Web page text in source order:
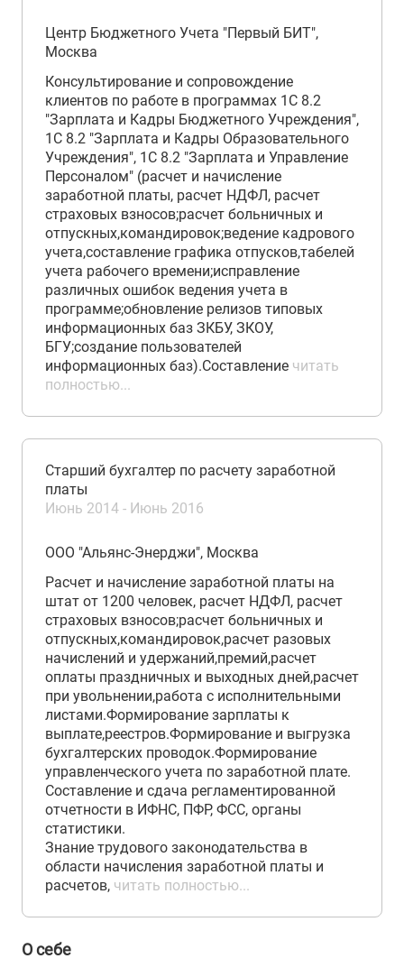
Центр Бюджетного Учета "Первый БИТ",
Москва
Консультирование и сопровождение
клиентов по работе в программах 1С 8.2
"Зарплата и Кадры Бюджетного Учреждения",
1С 8.2 "Зарплата и Кадры Образовательного
Учреждения", 1С 8.2 "Зарплата и Управление
Персоналом" (расчет и начисление
заработной платы, расчет НДФЛ, расчет
страховых взносов;расчет больничных и
отпускных,командировок;ведение кадрового
учета,составление графика отпусков,табелей
учета рабочего времени;исправление
различных ошибок ведения учета в
программе;обновление релизов типовых
информационных баз ЗКБУ, ЗКОУ,
БГУ;создание пользователей
информационных баз).Составление читать
полностью...
Старший бухгалтер по расчету заработной
платы
Июнь 2014 - Июнь 2016
ООО "Альянс-Энерджи", Москва
Расчет и начисление заработной платы на
штат от 1200 человек, расчет НДФЛ, расчет
страховых взносов;расчет больничных и
отпускных,командировок,расчет разовых
начислений и удержаний,премий,расчет
оплаты праздничных и выходных дней,расчет
при увольнении,работа с исполнительными
листами.Формирование зарплаты к
выплате,реестров.Формирование и выгрузка
бухгалтерских проводок.Формирование
управленческого учета по заработной плате.
Составление и сдача регламентированной
отчетности в ИФНС, ПФР, ФСС, органы
статистики.
Знание трудового законодательства в
области начисления заработной платы и
расчетов, читать полностью...
О себе